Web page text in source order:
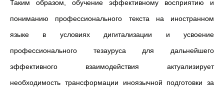
Таким образом, обучение эффективному восприятию и
пониманию профессионального текста на иностранном
языке в условиях дигитализации и усвоение
профессионального тезауруса для дальнейшего
эффективного взаимодействия актуализирует
необходимость трансформации иноязычной подготовки за